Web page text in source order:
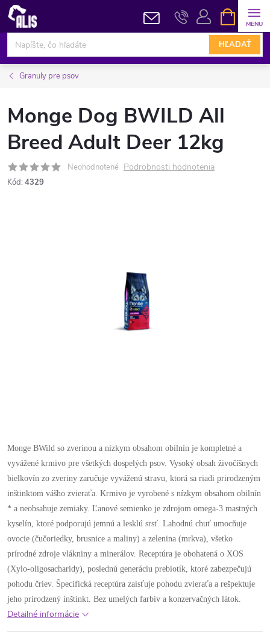
Prejsť
obsah
HĽADAŤ
KOŠÍK
Granuly pre psov
Monge Dog BWILD All
Breed Adult Deer 12kg
Neohodnotené Podrobnosti hodnotenia
Kód: 4329
Monge BWild so zverinou a nízkym obsahom obilnín je kompletné a
vyvážené krmivo pre všetkých dospelých psov. Vysoký obsah živočíšnych
bielkovín zo zveriny zaručuje vyváženú stravu, ktorá sa riadi prirodzeným
inštinktom vášho zvieraťa. Krmivo je vyrobené s nízkym obsahom obilnín
* a neobsahuje zemiaky. Ľanové semienko je zdrojom omega-3 mastných
kyselín, ktoré podporujú jemnú a lesklú srsť. Lahodnú chuť umocňuje
ovocie (čučoriedky, brusnice a maliny) a zelenina (mrkva), všetko
prírodné zdroje vlákniny a minerálov. Receptúra ​​je obohatená o XOS
(Xylo-oligosacharidy), poslednú generáciu prebiotík, ktoré zabezpečujú
pohodu čriev. Špecifická receptúra ​​zaisťuje pohodu zvieraťa a rešpektuje
jeho prirodzený inštinkt. Bez umelých farbív a konzervačných látok.
Detailné informácie